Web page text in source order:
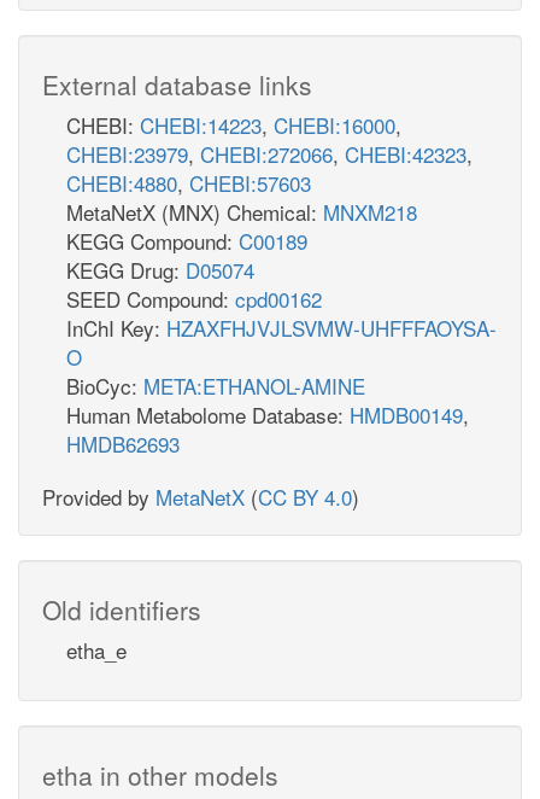
External database links
CHEBI: CHEBI:14223, CHEBI:16000,
CHEBI:23979, CHEBI:272066, CHEBI:42323,
CHEBI:4880, CHEBI:57603
MetaNetX (MNX) Chemical: MNXM218
KEGG Compound: C00189
KEGG Drug: D05074
SEED Compound: cpd00162
InChI Key: HZAXFHJVJLSVMW-UHFFFAOYSA-
O
BioCyc: META:ETHANOL-AMINE
Human Metabolome Database: HMDB00149,
HMDB62693
Provided by MetaNetX (CC BY 4.0)
Old identifiers
etha_e
etha in other models